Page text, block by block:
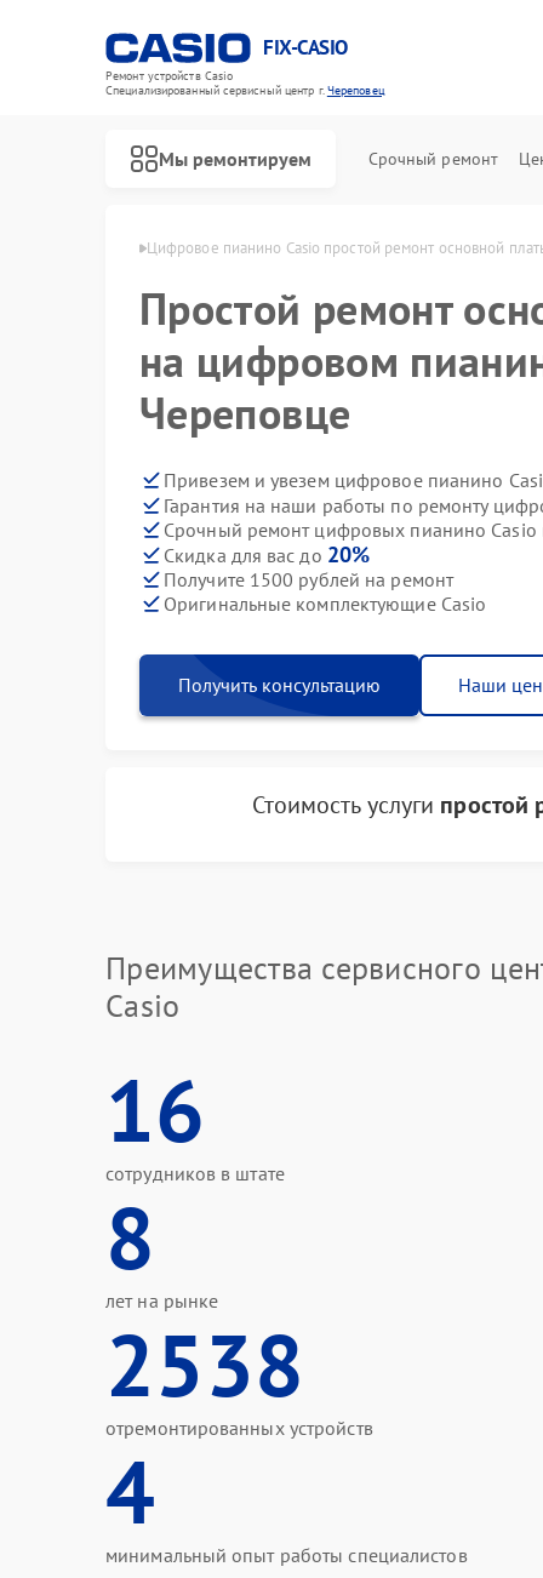
FIX-CASIO
Ремонт устройств Casio
Специализированный cервисный центр г.Череповец
Мы ремонтируем Срочный ремонт
Цифровое пианино Casio простой ремонт основной
Простой ремонт
на цифровом
Череповце
Привезем и увезем цифровое пианино
Гарантия на наши работы по ремонту
Срочный ремонт цифровых пианино Casio
Скидка для вас до 20%
Получите 1500 рублей на ремонт
Оригинальные комплектующие Casio
Получить консультацию Наши
Стоимость услуги простой
Преимущества сервисного
Casio
16
сотрудников в штате
8
лет на рынке
2538
отремонтированных устройств
4
минимальный опыт работы специалистов